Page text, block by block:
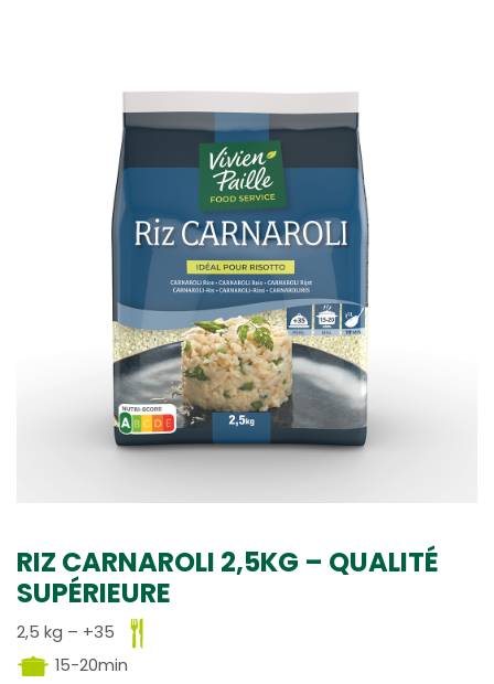
RIZ CARNAROLI 2,5KG – QUALITÉ
SUPÉRIEURE
2,5 kg – +35
15-20min